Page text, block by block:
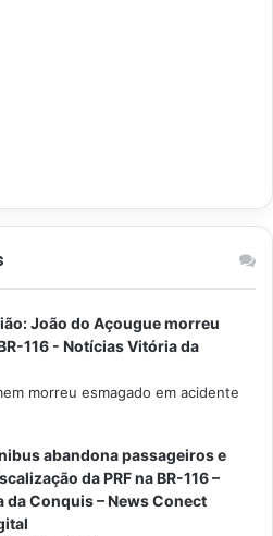
João do Açougue morreu
116 - Notícias Vitória da
morreu esmagado em acidente
abandona passageiros e
da PRF na BR-116 –
Conquis – News Conect